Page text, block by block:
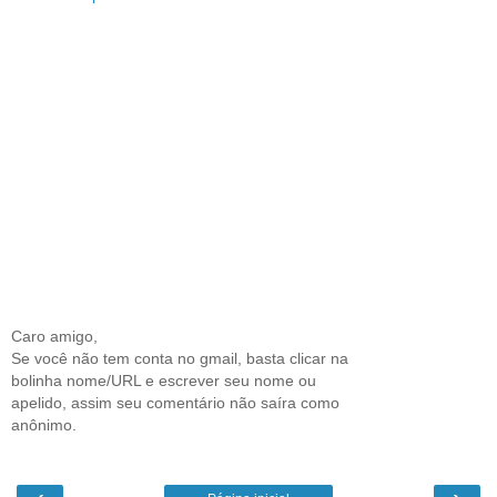
Caro amigo,
Se você não tem conta no gmail, basta clicar na
bolinha nome/URL e escrever seu nome ou
apelido, assim seu comentário não saíra como
anônimo.